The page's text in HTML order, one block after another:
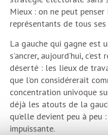
Mieux : on ne peut
représentants de tous
La gauche qui gagne est
s’ancrer, aujourd’hui,
déserté : les lieux de
que l’on considérerait
concentration univoque
déjà les atouts de la
qu’elle devient peu à
impuissante.